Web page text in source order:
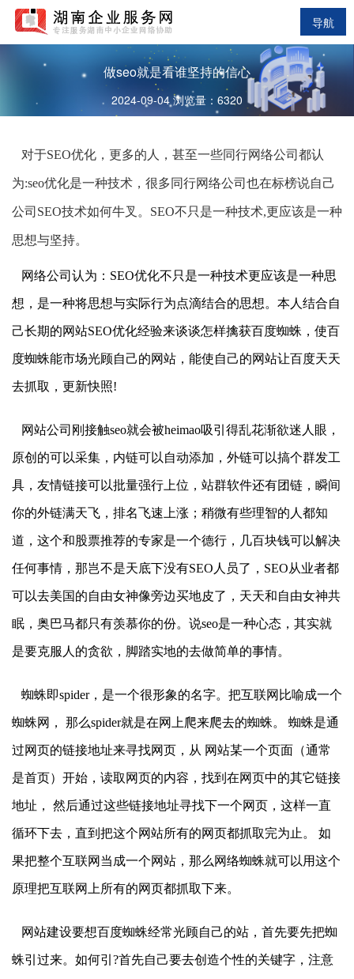
导航
做seo就是看谁坚持的信心
2024-09-04 浏览量：6320
对于SEO优化，更多的人，甚至一些同行网络公司 都认
为:seo优化是一种技术，很多同行网络公司也在标榜说自己
公司SEO技术如何牛叉。SEO不只是一种技术,更应该是一种
思想与坚持。
网络公司认为：SEO优化不只是一种技术更应该是一种思
想，是一种将思想与实际行为点滴结合的思想。本人结合自
己长期的网站SEO优化经验来谈谈怎样擒获百度蜘蛛，使百
度蜘蛛能市场光顾自己的网站，能使自己的网站让百度天天
去抓取，更新快照!
网站公司刚接触seo就会被heimao吸引得乱花渐欲迷人眼，
原创的可以采集，内链可以自动添加，外链可以搞个群发工
具，友情链接可以批量强行上位，站群软件还有团链，瞬间
你的外链满天飞，排名飞速上涨；稍微有些理智的人都知
道，这个和股票推荐的专家是一个德行，几百块钱可以解决
任何事情，那岂不是天底下没有SEO人员了，SEO从业者都
可以去美国的自由女神像旁边买地皮了，天天和自由女神共
眠，奥巴马都只有羡慕你的份。说seo是一种心态，其实就
是要克服人的贪欲，脚踏实地的去做简单的事情。
蜘蛛即spider，是一个很形象的名字。把互联网比喻成一个
蜘蛛网， 那么spider就是在网上爬来爬去的蜘蛛。 蜘蛛是通
过网页的链接地址来寻找网页，从 网站某一个页面（通常
是首页）开始，读取网页的内容，找到在网页中的其它链接
地址， 然后通过这些链接地址寻找下一个网页，这样一直
循环下去，直到把这个网站所有的网页都抓取完为止。 如
果把整个互联网当成一个网站，那么网络蜘蛛就可以用这个
原理把互联网上所有的网页都抓取下来。
网站建设要想百度蜘蛛经常光顾自己的站，首先要先把蜘
蛛引过来。如何引?首先自己要去创造个性的关键字，注意